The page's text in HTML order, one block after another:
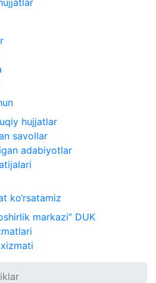
hujjatlar
savollar
adabiyotlar
ko‘rsatamiz
markazi” DUK